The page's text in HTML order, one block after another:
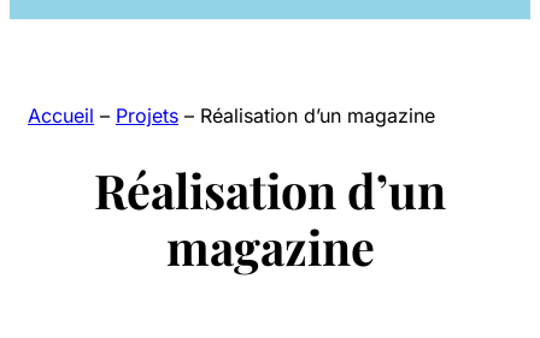
Accueil – Projets – Réalisation d’un magazine
Réalisation d’un
magazine